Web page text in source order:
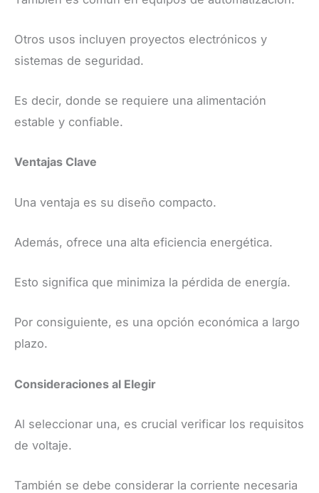
Otros usos incluyen proyectos electrónicos y
sistemas de seguridad.
Es decir, donde se requiere una alimentación
estable y confiable.
Ventajas Clave
Una ventaja es su diseño compacto.
Además, ofrece una alta eficiencia energética.
Esto significa que minimiza la pérdida de energía.
Por consiguiente, es una opción económica a largo
plazo.
Consideraciones al Elegir
Al seleccionar una, es crucial verificar los requisitos
de voltaje.
También se debe considerar la corriente necesaria